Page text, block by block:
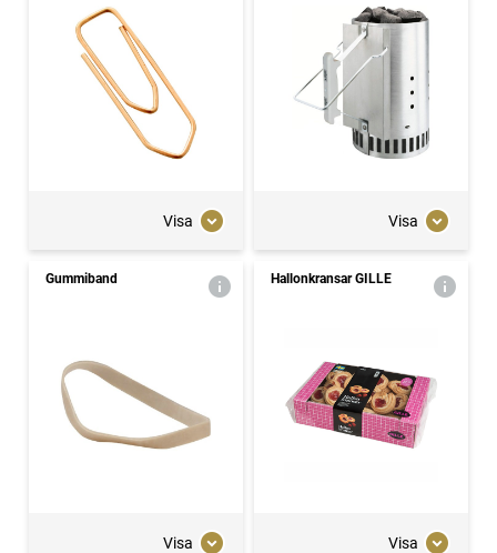
Visa Visa
Gummiband
Visa
Hallonkransar GILLE
Visa